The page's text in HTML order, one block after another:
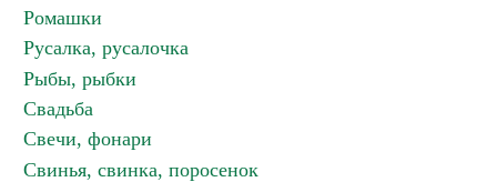
Ромашки
Русалка, русалочка
Рыбы, рыбки
Свадьба
Свечи, фонари
Свинья, свинка, поросенок